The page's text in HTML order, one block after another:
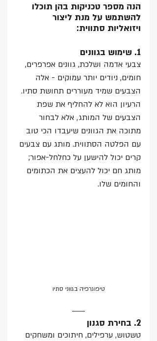
הנה מספר טכניקות בהן תוכלו
להשתמש על מנת ליצור
ויזואליות סתווית:
1. שימוש בגוונים
צבעי אדמה ושלכת, גוונים אפרפרים,
חומים, ניודים יותר עמוקים - אלה
הצבעים שמיד מעוררים תחושת סתיו.
הרעיון הוא לא להחליף את שפת
הצבעים של המותג, אלא לבחור
מתוכה את הגוונים שיעבדו הכי טוב
עם הפלטה הסתווית. מותג עם צבעים
קרים יכול להישען על כחלחל-אפור;
מותג חם יכול להעצים את הכתומים
והחומים שלו.
טיפוגרפיה בגווני סתיו
2. בחירת סגנון
טשטוש, ערפילים, חיתוכים ומשחקים